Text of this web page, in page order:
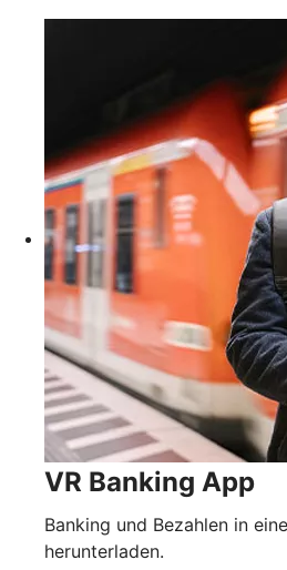
VR Banking App
Banking und Bezahlen in
herunterladen.